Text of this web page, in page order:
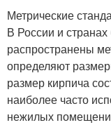
Метрические
В России и
распространены
определяют
размер кирпича
наиболее часто
нежилых